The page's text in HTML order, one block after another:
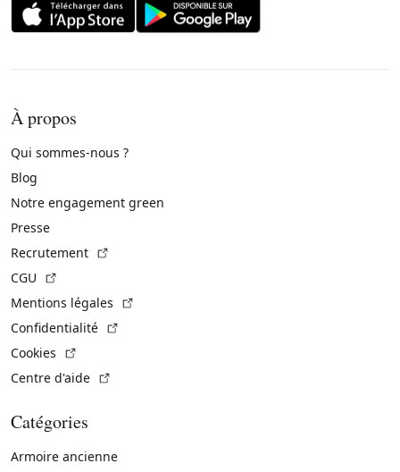
À propos
Qui sommes-nous ?
Blog
Notre engagement green
Presse
Recrutement
CGU
Mentions légales
Confidentialité
Cookies
Centre d'aide
Catégories
Armoire ancienne